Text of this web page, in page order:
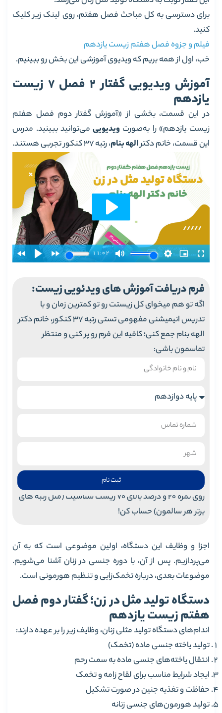
برای دسترسی به کل مباحث فصل هفتم، روی لینک زیر کلیک
کنید.
فیلم و جزوه فصل هفتم زیست یازدهم
خب، اول از همه بریم که ویدیوی آموزشی این بخش رو ببینیم.
آموزش ویدیویی گفتار 2 فصل 7 زیست
یازدهم
در این قسمت، بخشی از «آموزش گفتار دوم فصل هفتم
زیست یازدهم» را به‌صورتویدیویی می‌توانید ببینید. مدرس
این قسمت، خانم دکترالهه بنام، رتبه 37 کنکور تجربی هستند.
فرم دریافت آموزش های ویدئویی زیست:
اگه تو هم میخوای کل زیستت رو تو کمترین زمان و با
تدریس انیمیشنی مفهومی تستی رتبه 37 کنکور، خانم دکتر
الهه بنام جمع کنی؛ کافیه این فرم رو پر کنی و منتظر
تماسمون باشی:
ثبت نام
روی نمره 20 و درصد بالای 70 زیست شناسیت (مثل رتبه های
برتر هر سالمون) حساب کن!
اجزا و وظایف این دستگاه، اولین موضوعی است که به آن
می‌پردازیم. پس از آن، با دوره جنسی در زنان آشنا می‌شویم.
موضوعات بعدی، درباره تخمک‌زایی و تنظیم هورمونی است.
دستگاه تولید مثل در زن؛ گفتار دوم فصل
هفتم زیست یازدهم
اندام‌های دستگاه تولید مثلی زنان، وظایف زیر را بر عهده دارند:
تولید یاخته جنسی ماده (تخمک)
انتقال یاخته‌های جنسی ماده به سمت رحم
ایجاد شرایط مناسب برای لقاح زامه و تخمک
حفاظت و تغذیه جنین در صورت تشکیل
تولید هورمون‌های جنسی زنانه